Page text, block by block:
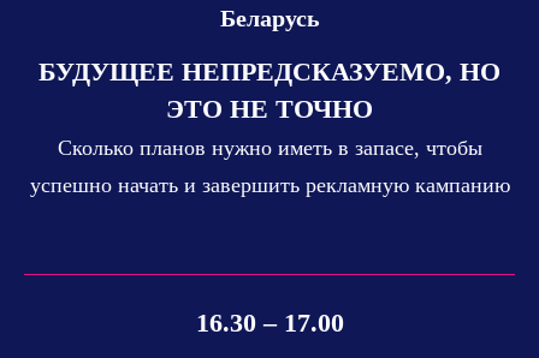
Беларусь
БУДУЩЕЕ НЕПРЕДСКАЗУЕМО, НО
ЭТО НЕ ТОЧНО
Сколько планов нужно иметь в запасе, чтобы
успешно начать и завершить рекламную кампанию
16.30 – 17.00